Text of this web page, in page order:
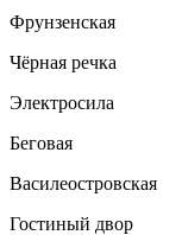
Фрунзенская
Чёрная речка
Электросила
Беговая
Василеостровская
Гостиный двор